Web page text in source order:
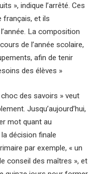
», indique l’arrêté. Ces
français, et ils
La composition
de l’année scolaire,
afin de tenir
des élèves »
des savoirs » veut
Jusqu’aujourd’hui,
mot quant au
décision finale
par exemple, « un
conseil des maîtres », et